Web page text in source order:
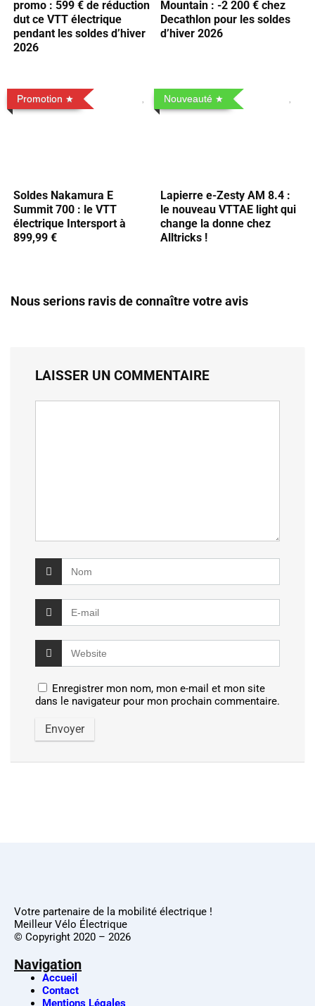
promo : 599 € de réduction
dut ce VTT électrique
pendant les soldes d’hiver
2026
Mountain : -2 200 € chez
Decathlon pour les soldes
d’hiver 2026
Promotion
Soldes Nakamura E
Summit 700 : le VTT
électrique Intersport à
899,99 €
Nouveauté
Lapierre e-Zesty AM 8.4 :
le nouveau VTTAE light qui
change la donne chez
Alltricks !
Nous serions ravis de connaître votre avis
LAISSER UN COMMENTAIRE
Enregistrer mon nom, mon e-mail et mon site
dans le navigateur pour mon prochain commentaire.
Votre partenaire de la mobilité électrique !
Meilleur Vélo Électrique
© Copyright 2020 – 2026
Navigation
Accueil
Contact
Mentions Légales